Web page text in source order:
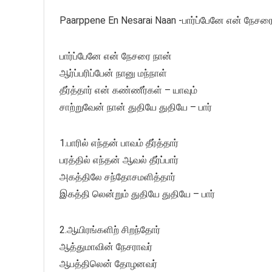
Paarppene En Nesarai Naan -பார்ப்பேனே என்
பார்ப்பேனே என் நேசரை நான்
ஆர்ப்பரிப்பேன் நானு மந்நாள்
தீர்த்தார் என் கண்ணீர்கள் – யாவும்
சாற்றுவேன் நான் துதியே துதியே – பார்
1.பாரில் எந்தன் பாவம் தீர்த்தார்
பரத்தில் எந்தன் ஆவல் தீர்ப்பார்
அகத்திலே சந்தோசமளித்தார்
இகத்தி லென்றும் துதியே துதியே – பார்
2.ஆயிரங்களிற் சிறந்தோர்
ஆத்துமாவின் நேசராவர்
ஆபத்திலென் தோழனவர்